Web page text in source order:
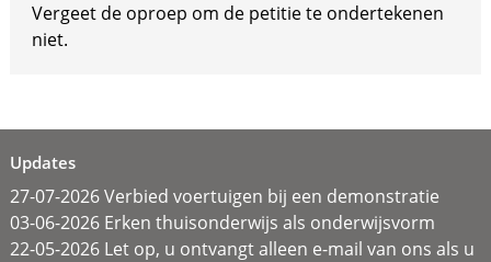
Vergeet de oproep om de petitie te ondertekenen
niet.
Updates
27-07-2026 Verbied voertuigen bij een demonstratie
03-06-2026 Erken thuisonderwijs als onderwijsvorm
22-05-2026 Let op, u ontvangt alleen e-mail van ons als u